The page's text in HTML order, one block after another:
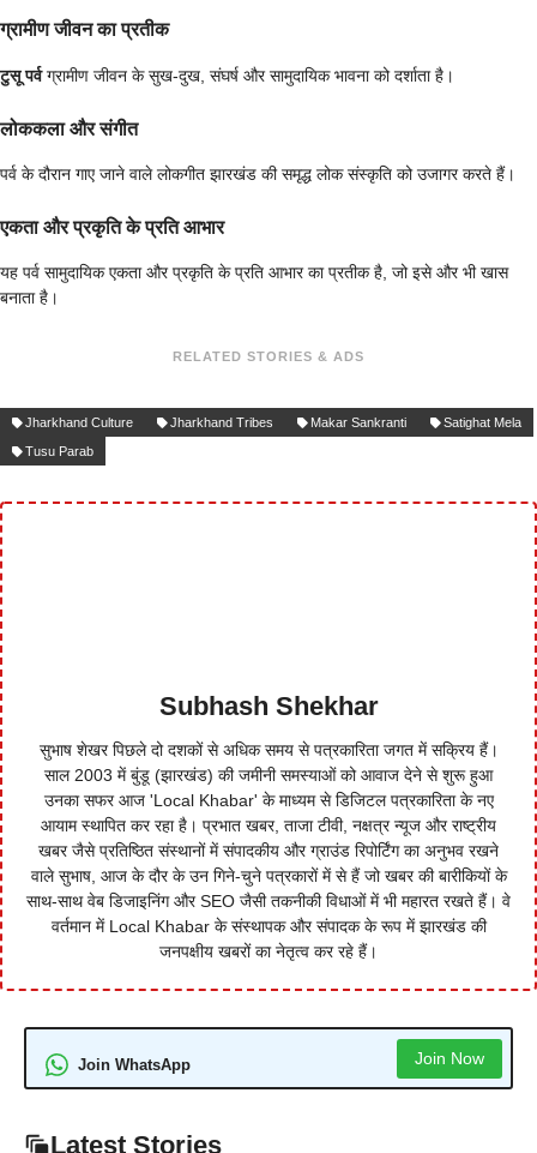
ग्रामीण जीवन का प्रतीक
टुसू पर्वग्रामीण जीवन के सुख-दुख, संघर्ष और सामुदायिक भावना को दर्शाता है।
लोककला और संगीत
पर्व के दौरान गाए जाने वाले लोकगीत झारखंड की समृद्ध लोक संस्कृति को उजागर करते हैं।
एकता और प्रकृति के प्रति आभार
यह पर्व सामुदायिक एकता और प्रकृति के प्रति आभार का प्रतीक है, जो इसे और भी खास
बनाता है।
RELATED STORIES & ADS
Jharkhand Culture Jharkhand Tribes Makar Sankranti
Satighat Mela
Tusu Parab
Subhash Shekhar
सुभाष शेखर पिछले दो दशकों से अधिक समय से पत्रकारिता जगत में सक्रिय हैं।
साल 2003 में बुंडू (झारखंड) की जमीनी समस्याओं को आवाज देने से शुरू हुआ
उनका सफर आज 'Local Khabar' के माध्यम से डिजिटल पत्रकारिता के नए
आयाम स्थापित कर रहा है। प्रभात खबर, ताजा टीवी, नक्षत्र न्यूज और राष्ट्रीय
खबर जैसे प्रतिष्ठित संस्थानों में संपादकीय और ग्राउंड रिपोर्टिंग का अनुभव रखने
वाले सुभाष, आज के दौर के उन गिने-चुने पत्रकारों में से हैं जो खबर की बारीकियों के
साथ-साथ वेब डिजाइनिंग और SEO जैसी तकनीकी विधाओं में भी महारत रखते हैं। वे
वर्तमान में Local Khabar के संस्थापक और संपादक के रूप में झारखंड की
जनपक्षीय खबरों का नेतृत्व कर रहे हैं।
Join WhatsApp Join Now
Latest Stories